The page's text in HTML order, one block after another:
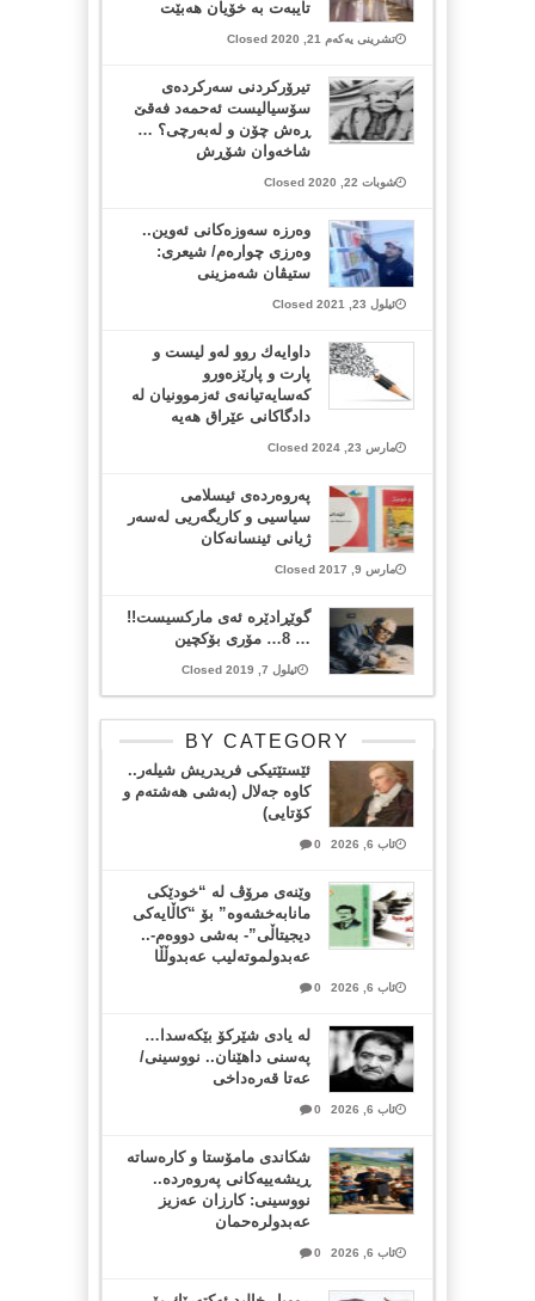
تایبەت بە خۆیان هەبێت
تشرینی یەکەم 21, 2020 Closed
تیرۆرکردنی سەرکردەی
سۆسیالیست ئەحمەد فەقێ
ڕەش چۆن و لەبەرچی؟ …
شاخەوان شۆڕش
شوبات 22, 2020 Closed
وەرزە سەوزەکانی ئەوین..
وەرزی چوارەم/ شیعری:
ستیڤان شەمزینی
ئیلول 23, 2021 Closed
داوایەك روو لەو لیست و
پارت و پارێزەورو
كەسایەتیانەی ئەزموونیان لە
دادگاكانی عێراق هەیە
مارس 23, 2024 Closed
پەروەردەی ئیسلامی
سیاسیی و کاریگەریی لەسەر
ژیانی ئینسانەکان
مارس 9, 2017 Closed
گوێڕادێرە ئەی مارکسیست!!
… 8… مۆری بۆکچین
ئیلول 7, 2019 Closed
BY CATEGORY
ئێستێتیکی فریدریش شیلەر..
کاوە جەلال (بەشی هەشتەم و
کۆتایی)
ئاب 6, 2026 0
وێنەی مرۆڤ لە “خودێکی
مانابەخشەوە” بۆ “کاڵایەکی
دیجیتاڵی”- بەشی دووەم-..
عەبدولموتەلیب عەبدوڵڵا
ئاب 6, 2026 0
لە یادی شێرکۆ بێکەسدا…
پەسنی داهێنان.. نووسینی/
عەتا قەرەداخی
ئاب 6, 2026 0
شکاندی مامۆستا و کارەساتە
ڕیشەییەکانی پەروەردە..
نووسینی: کارزان عەزیز
عەبدولرەحمان
ئاب 6, 2026 0